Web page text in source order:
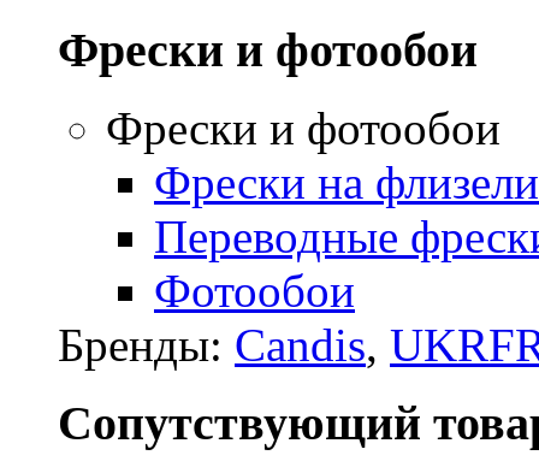
Фрески и фотообои
Фрески и фотообои
Фрески на
Переводные
Фотообои
Бренды: Candis,
Сопутствующий